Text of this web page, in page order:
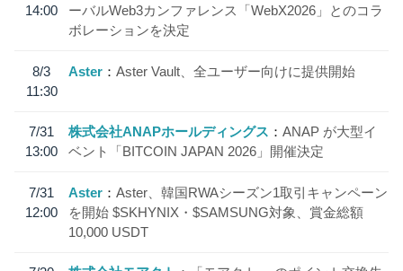
14:00
ーバルWeb3カンファレンス「WebX2026」とのコラ
ボレーションを決定
8/3
11:30
Aster Aster Vault、全ユーザー向けに提供開始
7/31
13:00
株式会社ANAPホールディングス
ANAP が大型イ
ベント「BITCOIN JAPAN 2026」開催決定
7/31
12:00
Aster
Aster、韓国RWAシーズン1取引キャンペーン
を開始 $SKHYNIX・$SAMSUNG対象、賞金総額
10,000 USDT